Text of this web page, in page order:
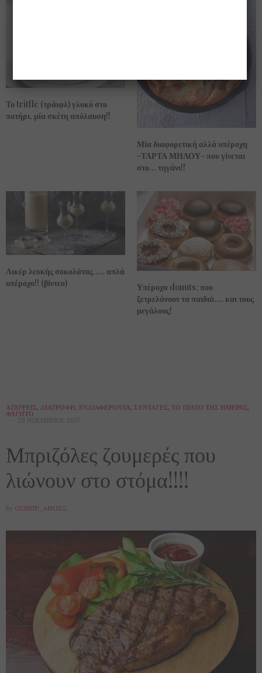
Το triffle (τράιφλ) γλυκό στο
ποτήρι, μία σκέτη απόλαυση!!
Μία διαφορετική αλλά υπέροχη
-ΤΑΡΤΑ ΜΗΛΟΥ- που γίνεται
στο… τηγάνι!!
Λικέρ λευκής σοκολάτας….. απλά
υπέροχο!! (βίντεο)
Υπέροχα donuts: που
ξετρελάνουν τα παιδιά…. και τους
μεγάλους!
ΑΠΌΨΕΙΣ, ΔΙΑΤΡΟΦΉ, ΕΝΔΙΑΦΈΡΟΝΤΑ, ΣΥΝΤΑΓΈΣ, ΤΟ ΠΙΆΤΟ ΤΗΣ ΗΜΈΡΑΣ,
ΦΑΓΗΤΌ
20 ΝΟΕΜΒΡΊΟΥ 2017
Μπριζόλες ζουμερές που
λιώνουν στο στόμα!!!!
by GOSSIP_ANGEL